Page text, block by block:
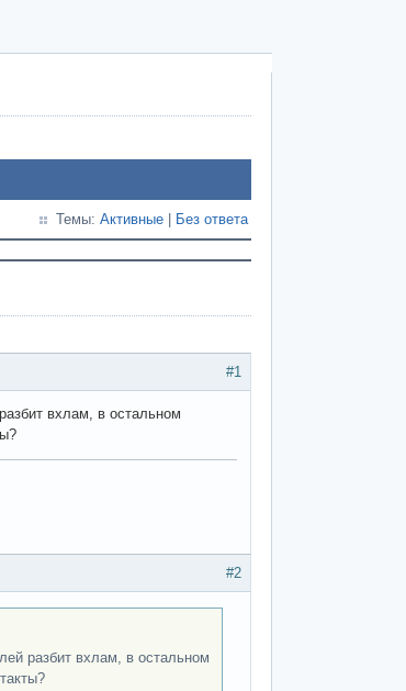
Темы: Активные Без ответа
#1
вхлам, в остальном
#2
разбит вхлам, в остальном